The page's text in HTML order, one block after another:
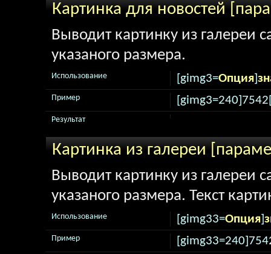
Картинка для новостей
Выводит картинку из галереи
указаного размера.
[gimg3=Опция]
Использование
Пример
Результат
Картинка из галереи
Выводит картинку из галереи
указаного размера. Текст
[gimg33=Опция]
Использование
Пример